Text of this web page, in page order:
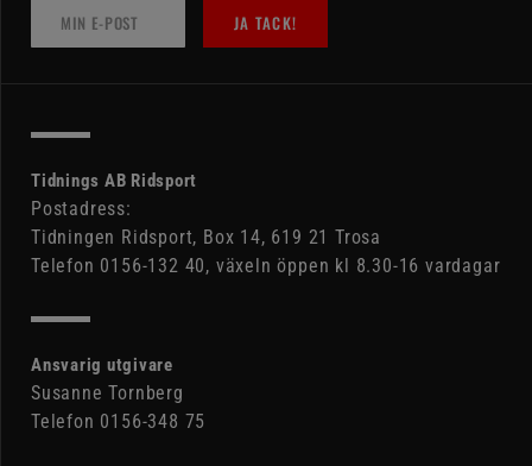
JA TACK!
Tidnings AB Ridsport
Postadress:
Tidningen Ridsport, Box 14, 619 21 Trosa
Telefon 0156-132 40, växeln öppen kl 8.30-16 vardagar
Ansvarig utgivare
Susanne Tornberg
Telefon 0156-348 75